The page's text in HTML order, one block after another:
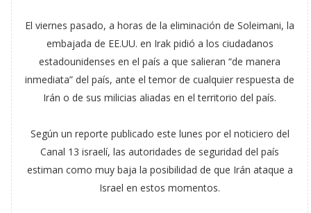
El viernes pasado, a horas de la eliminación de Soleimani, la
embajada de EE.UU. en Irak pidió a los ciudadanos
estadounidenses en el país a que salieran “de manera
inmediata” del país, ante el temor de cualquier respuesta de
Irán o de sus milicias aliadas en el territorio del país.
Según un reporte publicado este lunes por el noticiero del
Canal 13 israelí, las autoridades de seguridad del país
estiman como muy baja la posibilidad de que Irán ataque a
Israel en estos momentos.